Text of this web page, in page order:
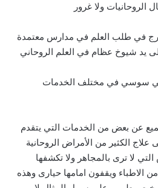
ولا غرور
في طلب العلم في مدارس معتمدة
يد شيوخ عظام في العلم الروحاني
سوسي في مختلف الخدمات
عن بعض من الخدمات التي يتقدم
علاج الكثير من الأمراض الروحانية
لا ترى بالمجاهر ولا تكشفها
من الاطباء ويقفون امامها حيارى وهذه